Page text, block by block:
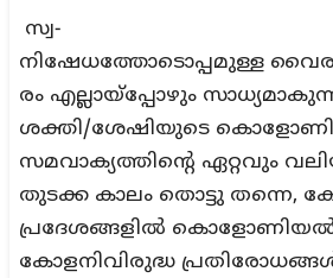
സ്വ-
നിഷേധത്തോടൊപ്പമുള്ള
രം എല്ലായ്‌പ്പോഴും
ശക്തി/ശേഷിയുടെ
സമവാക്യത്തിന്റെ ഏറ്റവും
തുടക്ക കാലം തൊട്ടു തന്നെ,
പ്രദേശങ്ങളില്‍
കോളനിവിരുദ്ധ